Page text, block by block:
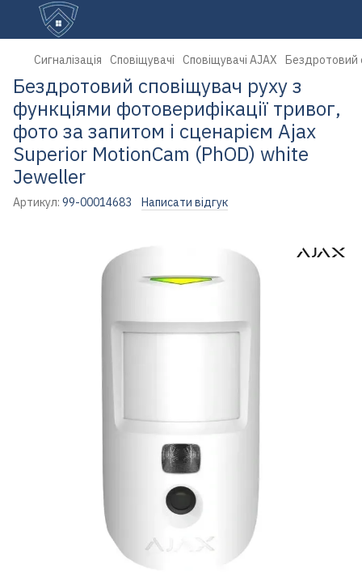
Сигналізація Сповіщувачі Сповіщувачі AJAX Бездротовий
Бездротовий сповіщувач руху з
функціями фотоверифікації тривог,
фото за запитом і сценарієм Ajax
Superior MotionCam (PhOD) white
Jeweller
Артикул: 99-00014683 Написати відгук